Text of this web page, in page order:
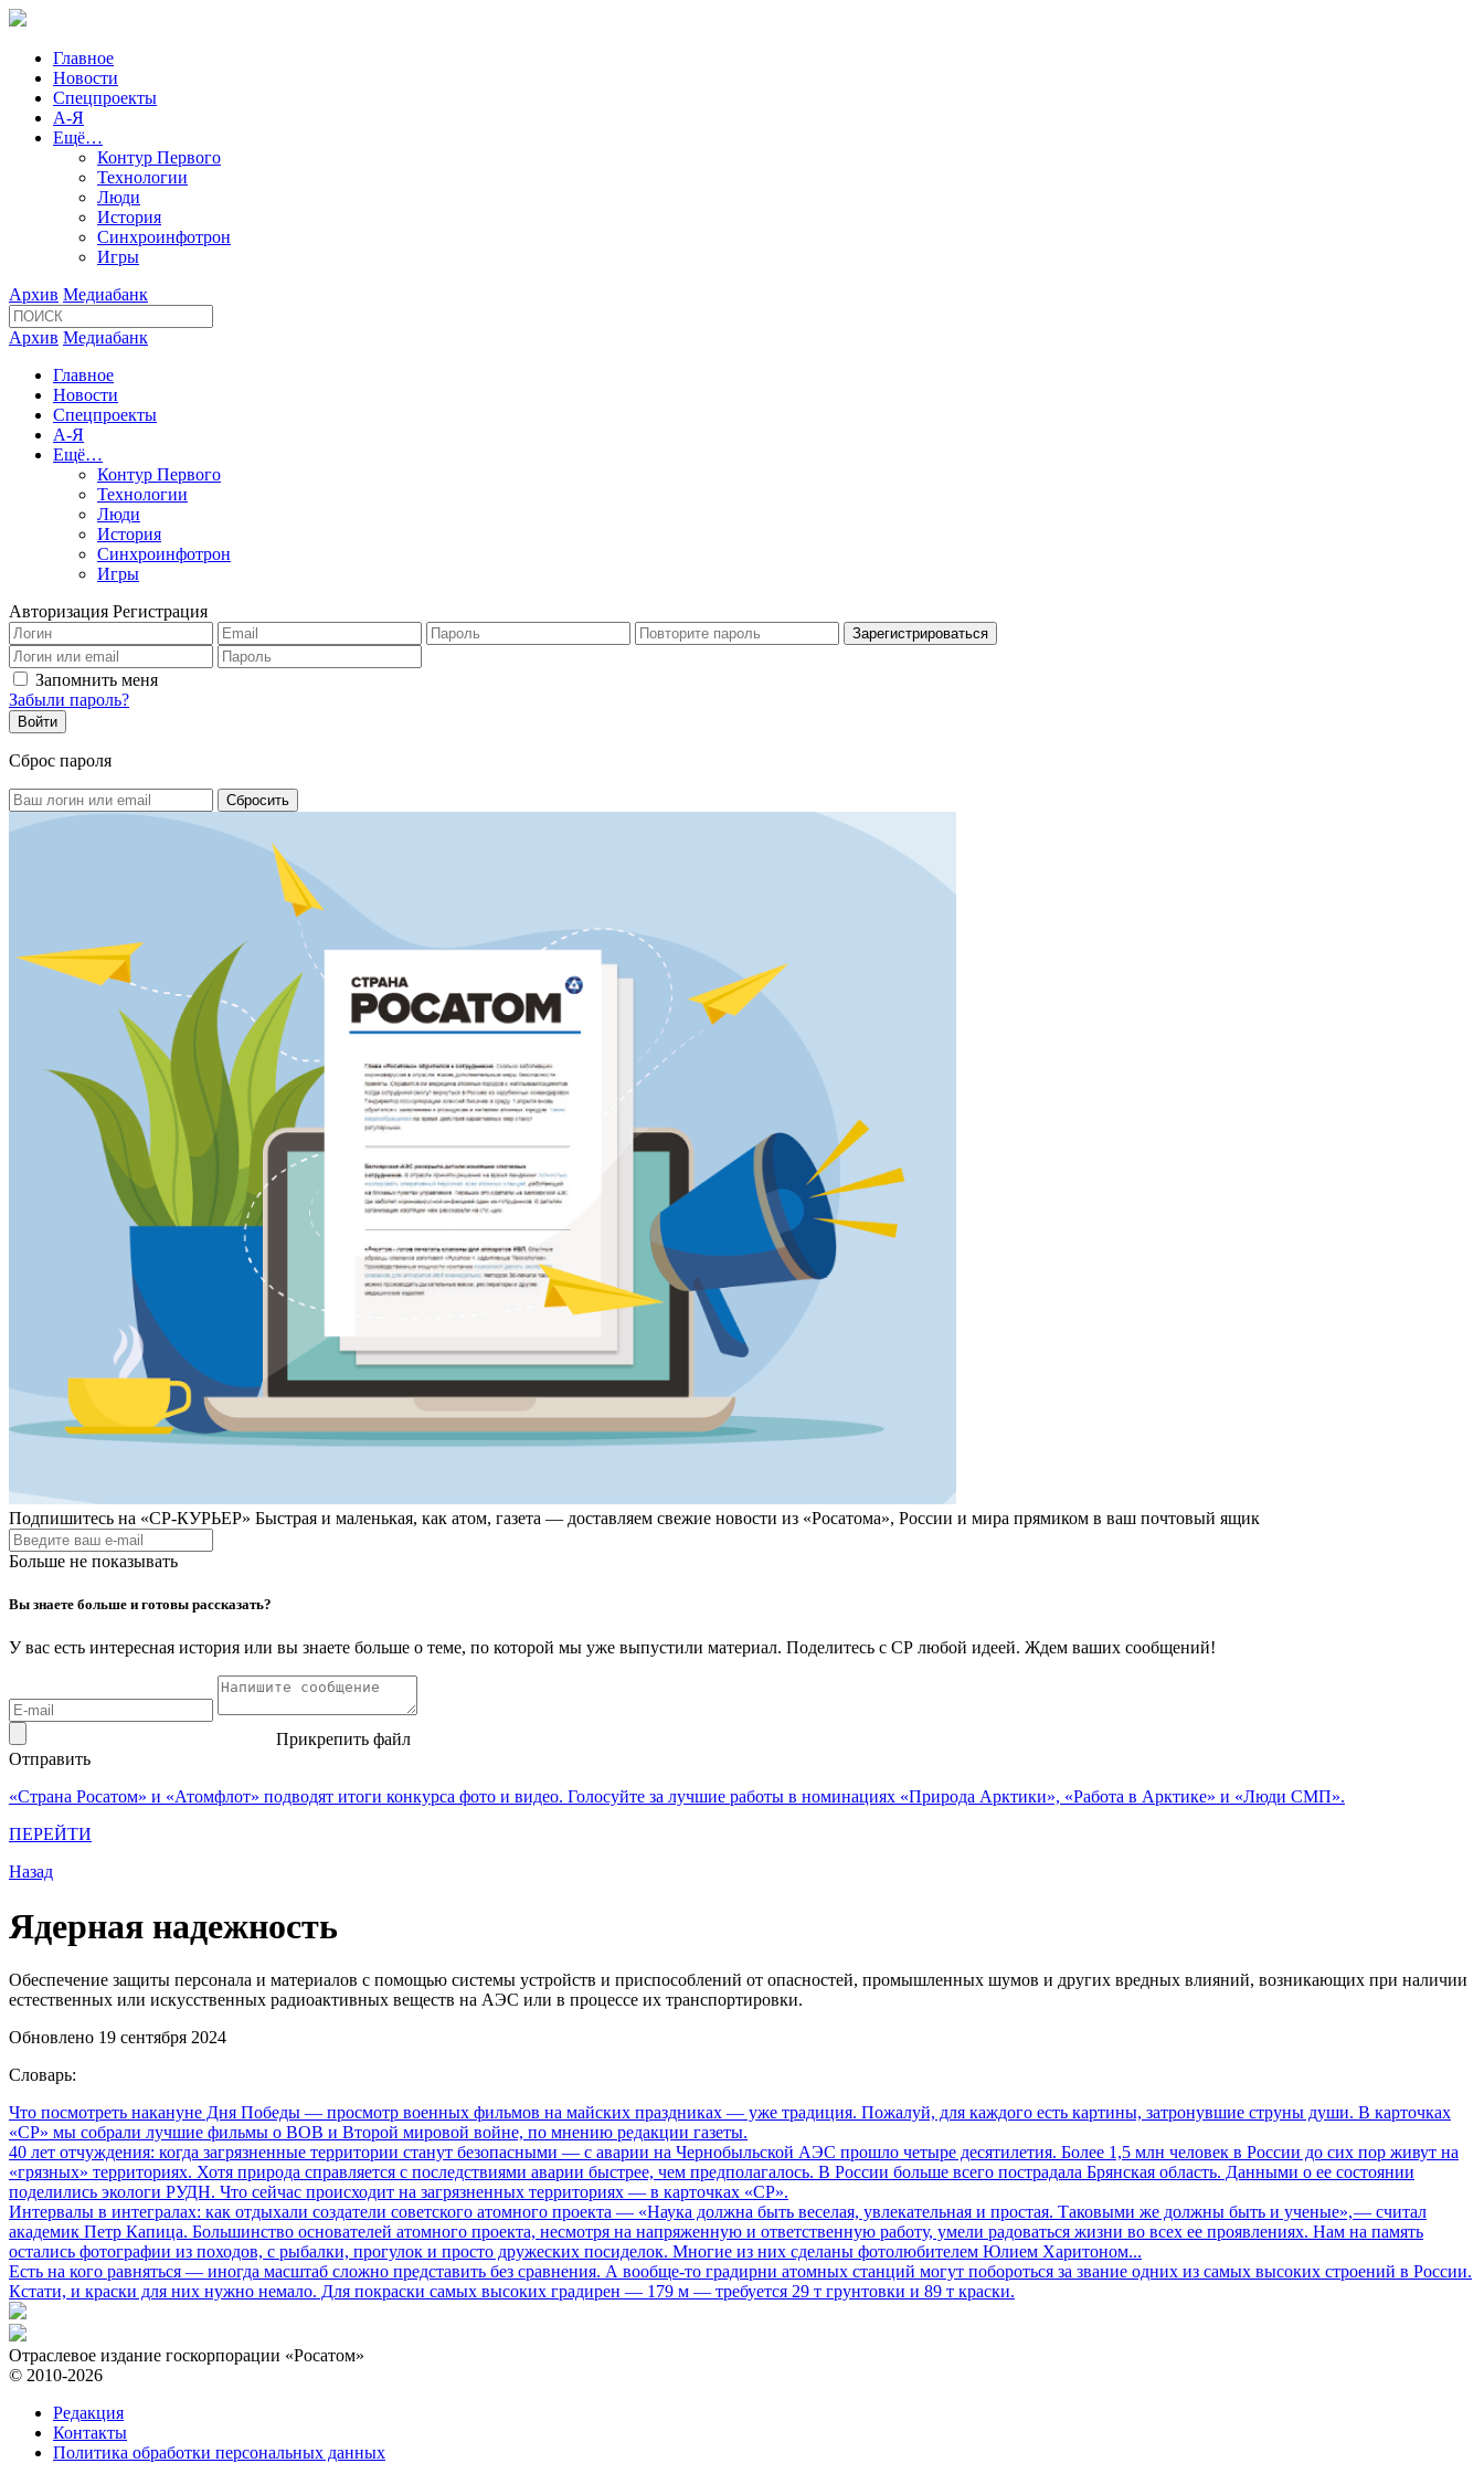
Главное
Новости
Спецпроекты
А-Я
Ещё…
Контур Первого
Технологии
Люди
История
Синхроинфотрон
Игры
Архив Медиабанк
Архив Медиабанк
Главное
Новости
Спецпроекты
А-Я
Ещё…
Контур Первого
Технологии
Люди
История
Синхроинфотрон
Игры
Авторизация Регистрация
Запомнить меня
Забыли пароль?
Сброс пароля
Подпишитесь на «СР-КУРЬЕР» Быстрая и маленькая, как атом, газета — доставляем свежие новости из «Росатома», России и мира прямиком в ваш почтовый ящик
Больше не показывать
Вы знаете больше и готовы рассказать?
У вас есть интересная история или вы знаете больше о теме, по которой мы уже выпустили материал. Поделитесь с СР любой идеей. Ждем ваших сообщений!
Прикрепить файл
Отправить
«Страна Росатом» и «Атомфлот» подводят итоги конкурса фото и видео. Голосуйте за лучшие работы в номинациях «Природа Арктики», «Работа в Арктике» и «Люди СМП».
ПЕРЕЙТИ
Назад
Ядерная надежность
Обеспечение защиты персонала и материалов с помощью системы устройств и приспособлений от опасностей, промышленных шумов и других вредных влияний, возникающих при наличии
естественных или искусственных радиоактивных веществ на АЭС или в процессе их транспортировки.
Обновлено 19 сентября 2024
Словарь:
Что посмотреть накануне Дня Победы — просмотр военных фильмов на майских праздниках — уже традиция. Пожалуй, для каждого есть картины, затронувшие струны души. В карточках
«СР» мы собрали лучшие фильмы о ВОВ и Второй мировой войне, по мнению редакции газеты.
40 лет отчуждения: когда загрязненные территории станут безопасными — с аварии на Чернобыльской АЭС прошло четыре десятилетия. Более 1,5 млн человек в России до сих пор живут на
«грязных» территориях. Хотя природа справляется с последствиями аварии быстрее, чем предполагалось. В России больше всего пострадала Брянская область. Данными о ее состоянии
поделились экологи РУДН. Что сейчас происходит на загрязненных территориях — в карточках «СР».
Интервалы в интегралах: как отдыхали создатели советского атомного проекта — «Наука должна быть веселая, увлекательная и простая. Таковыми же должны быть и ученые», — считал
академик Петр Капица. Большинство основателей атомного проекта, несмотря на напряженную и ответственную работу, умели радоваться жизни во всех ее проявлениях. Нам на память
остались фотографии из походов, с рыбалки, прогулок и просто дружеских посиделок. Многие из них сделаны фотолюбителем Юлием Харитоном...
Есть на кого равняться — иногда масштаб сложно представить без сравнения. А вообще-то градирни атомных станций могут побороться за звание одних из самых высоких строений в России.
Кстати, и краски для них нужно немало. Для покраски самых высоких градирен — 179 м — требуется 29 т грунтовки и 89 т краски.
Отраслевое издание госкорпорации «Росатом»
© 2010-2026
Редакция
Контакты
Политика обработки персональных данных